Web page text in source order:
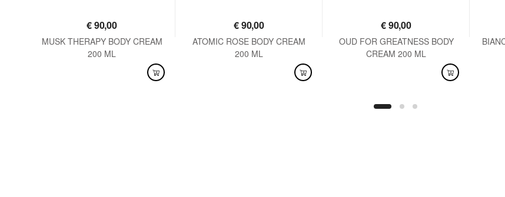
€90,00
MUSK THERAPY BODY CREAM
200 ML
€90,00
ATOMIC ROSE BODY CREAM
200 ML
€90,00
OUD FOR GREATNESS BODY
CREAM 200 ML